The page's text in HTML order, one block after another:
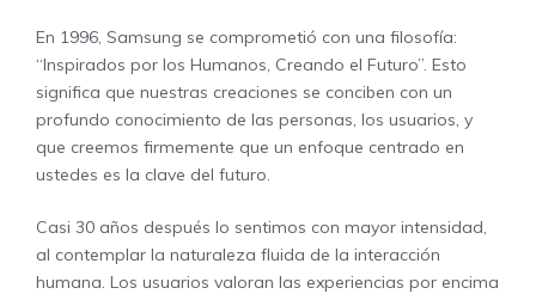
En 1996, Samsung se comprometió con una filosofía:
“Inspirados por los Humanos, Creando el Futuro”. Esto
significa que nuestras creaciones se conciben con un
profundo conocimiento de las personas, los usuarios, y
que creemos firmemente que un enfoque centrado en
ustedes es la clave del futuro.
Casi 30 años después lo sentimos con mayor intensidad,
al contemplar la naturaleza fluida de la interacción
humana. Los usuarios valoran las experiencias por encima